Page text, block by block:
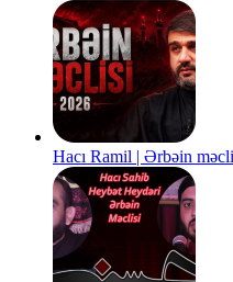
Hacı Ramil | Ərbəin